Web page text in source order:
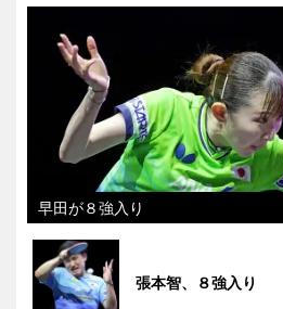
早田が８強入り
張本智、８強入り